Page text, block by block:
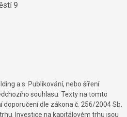
9
a.s. Publikování, nebo šíření
souhlasu. Texty na tomto
doporučení dle zákona č. 256/2004 Sb.
Investice na kapitálovém trhu jsou